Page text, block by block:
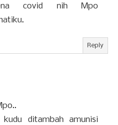
covid nih Mpo
Reply
ditambah amunisi